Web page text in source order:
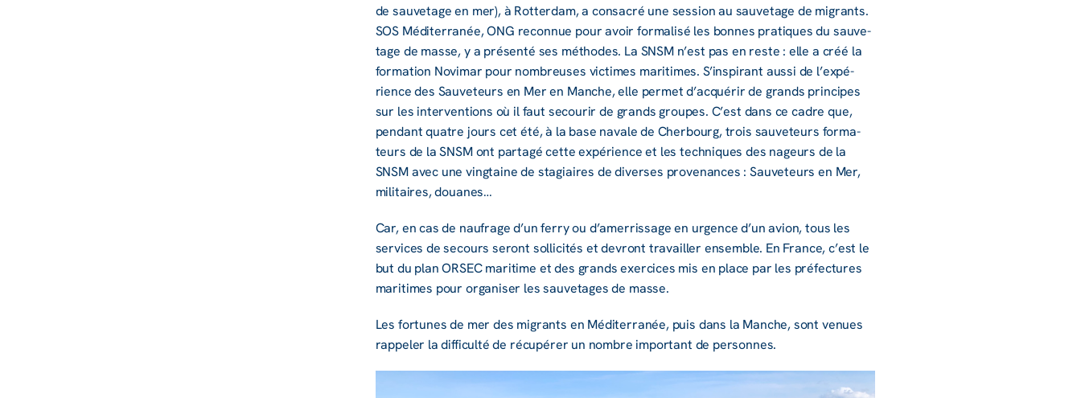
de sauve­tage en mer), à Rotter­dam, a consa­cré une session au sauve­tage de migrants.
SOS Médi­ter­ra­née, ONG recon­nue pour avoir forma­lisé les bonnes pratiques du sauve­
tage de masse, y a présenté ses méthodes. La SNSM n’est pas en reste : elle a créé la
forma­tion Novi­mar pour nombreuses victimes mari­times. S’ins­pi­rant aussi de l’ex­pé­
rience des Sauve­teurs en Mer en Manche, elle permet d’ac­qué­rir de grands prin­cipes
sur les inter­ven­tions où il faut secou­rir de grands groupes. C’est dans ce cadre que,
pendant quatre jours cet été, à la base navale de Cher­bourg, trois sauve­teurs forma­
teurs de la SNSM ont partagé cette expé­rience et les tech­niques des nageurs de la
SNSM avec une ving­taine de stagiaires de diverses prove­nances : Sauve­teurs en Mer,
mili­taires, doua­nes…
Car, en cas de naufrage d’un ferry ou d’amer­ris­sage en urgence d’un avion, tous les
services de secours seront solli­ci­tés et devront travailler ensemble. En France, c’est le
but du plan ORSEC mari­time et des grands exer­cices mis en place par les préfec­tures
mari­times pour orga­ni­ser les sauve­tages de masse.
Les fortunes de mer des migrants en Méditerranée, puis dans la Manche, sont venues
rappeler la difficulté de récupérer un nombre important de personnes.